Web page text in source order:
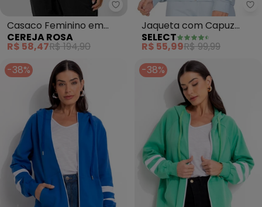
Cereja Rosa - Casaco
Casaco Feminino em
Moletinho com Bolso
(Bege)
CEREJA ROSA
R$ 58,47R$ 194,90
Jaqueta com Capuz
Básica (Azul)
SELECT
R$ 55,99R$ 99,99
-38%
-38%